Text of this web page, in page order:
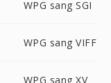
WPG sang SGI
WPG sang VIFF
WPG sang XV